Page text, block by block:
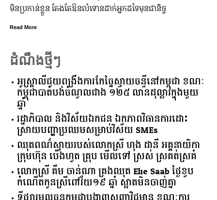
ក​ដទៃ​មុន​ជានិច្ច
ឆ្នាំសកល ២០២៦នាពេលខាងមុននេះ
ដំណឹងថ្មីៗ
អូស្ត្រាលី​ជួយ​ពង្រឹង​ការ​កែច្នៃ​ស្វាយចន្ទី​នៅ​កម្ពុជា​ ​ខណៈ​
កម្ពុជា​បាត់បង់​ចំណូល​ជាង​ ​១២៥​ ​លាន​ដុល្លារ​ក្នុង​មួយ​
ឆ្នាំ​
រដ្ឋាភិបាល​ ​និង​វិស័យ​ឯកជន ​ឯកភាព​វិធានការ​ដោះ
ស្រាយ​បញ្ហា​ប្រឈម​​សម្រាប់​វិស័យ​ ​SMEs​
ឈុតពណ៌ស្វាយរបស់លោកស្រី ហុង ដានី អគ្គ​នាយិកា​
ក្រុមហ៊ុន ប៉េងហួត គ្រុប មើលទៅ ស្រស់ ស្រគត់ស្រគំ
លោកស្រី គឹម ចាន់ណា គ្រងឈុត Elie Saab ថ្ងៃខួប